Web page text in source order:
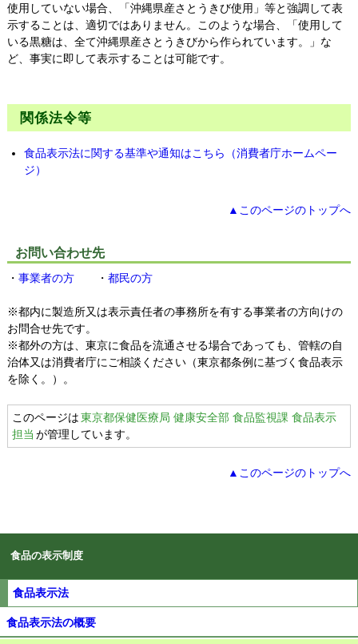
使用していない場合、「沖縄県産さとうきび使用」等と強調して表
示することは、適切ではありません。このような場合、「使用して
いる黒糖は、全て沖縄県産さとうきびから作られています。」な
ど、事実に即して表示することは可能です。
関係法令等
食品表示法に関する基準や通知はこちら（消費者庁ホームペー
ジ）
▲このページのトップへ
お問い合わせ先
・ 事業者の方・ 都民の方
※都内に製造所又は表示責任者の事務所を有する事業者の方向けの
お問合せ先です。
※都外の方は、東京に食品を流通させる場合であっても、管轄の自
治体又は消費者庁にご相談ください（東京都条例に基づく食品表示
を除く。）。
このページは東京都保健医療局 健康安全部 食品監視課 食品表示
担当 が管理しています。
▲このページのトップへ
食品の表示制度
食品表示法
食品表示法の概要